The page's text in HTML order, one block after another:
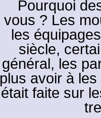
Pourquoi
vous ? Les
les
siècle,
général, les
plus avoir à les
était faite sur